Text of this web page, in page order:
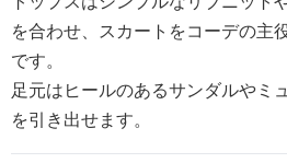
を合わせ、スカートをコーデの主
です。
足元はヒールのあるサンダルやミ
を引き出せます。